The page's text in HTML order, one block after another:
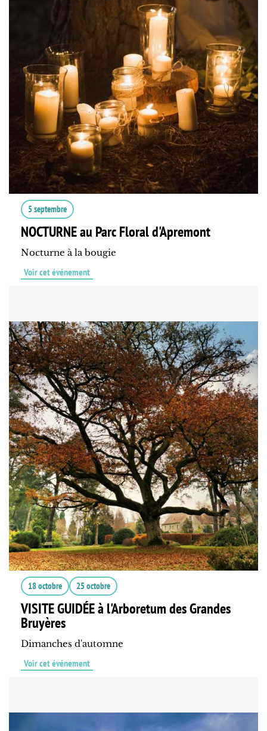
5 septembre
NOCTURNE au Parc Floral d'Apremont
Nocturne à la bougie
Voir cet événement
18 octobre 25 octobre
VISITE GUIDÉE à l'Arboretum des Grandes
Bruyères
Dimanches d'automne
Voir cet événement